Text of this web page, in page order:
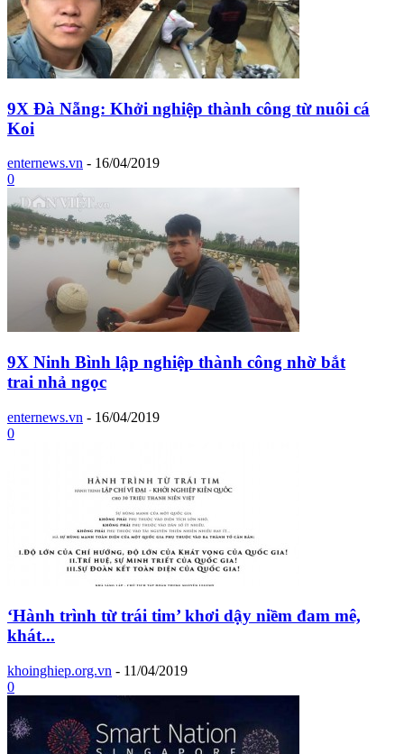
9X Đà Nẵng: Khởi nghiệp thành công từ nuôi cá
Koi
enternews.vn - 16/04/2019
0
9X Ninh Bình lập nghiệp thành công nhờ bắt
trai nhả ngọc
enternews.vn - 16/04/2019
0
‘Hành trình từ trái tim’ khơi dậy niềm đam mê,
khát...
khoinghiep.org.vn - 11/04/2019
0